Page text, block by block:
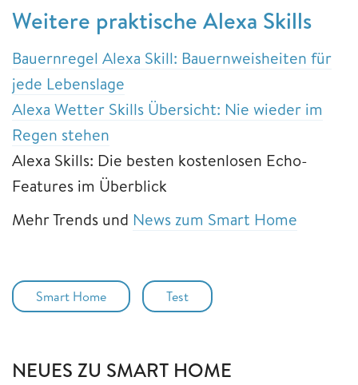
Weitere praktische Alexa Skills
Bauernregel Alexa Skill: Bauernweisheiten für
jede Lebenslage
Alexa Wetter Skills Übersicht: Nie wieder im
Regen stehen
Alexa Skills: Die besten kostenlosen Echo-
Features im Überblick
Mehr Trends und News zum Smart Home
Smart Home Test
NEUES ZU SMART HOME